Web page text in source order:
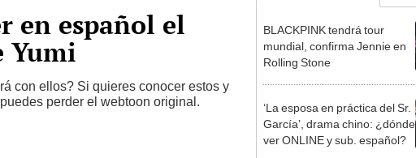
en español el
Yumi
con ellos? Si quieres conocer estos y
perder el webtoon original.
BLACKPINK tendrá tour
mundial, confirma Jennie en
Rolling Stone
‘La esposa en práctica del Sr.
García’, drama chino: ¿dónde
ver ONLINE y sub. español?